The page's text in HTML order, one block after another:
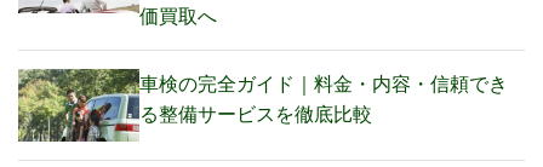
価買取へ
車検の完全ガイド｜料金・内容・信頼でき
る整備サービスを徹底比較